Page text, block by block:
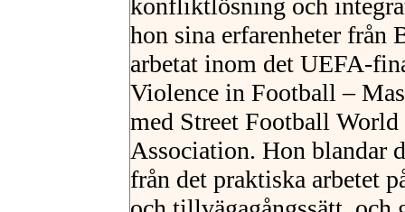
konfliktlösning och
hon sina erfarenheter från
arbetat inom det UEFA-
Violence in Football –
med Street Football
Association. Hon blandar
från det praktiska arbetet